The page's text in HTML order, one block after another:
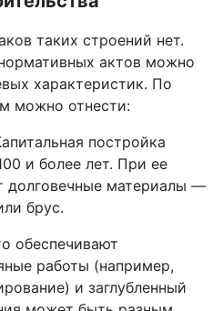
таких строений нет.
актов можно
характеристик. По
можно отнести:
постройка
и более лет. При ее
долговечные материалы —
брус.
обеспечивают
работы (например,
и заглубленный